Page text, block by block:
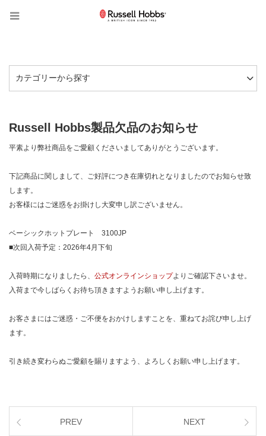
Russell Hobbs製品欠品のお知らせ
平素より弊社商品をご愛顧くださいましてありがとうございます。
下記商品に関しまして、ご好評につき在庫切れとなりましたのでお知らせ致
します。
お客様にはご迷惑をお掛けし大変申し訳ございません。
ベーシックホットプレート 3100JP
■次回入荷予定：2026年4月下旬
入荷時期になりましたら、 公式オンラインショップよりご確認下さいませ。
入荷まで今しばらくお待ち頂きますようお願い申し上げます。
お客さまにはご迷惑・ご不便をおかけしますことを、重ねてお詫び申し上げ
ます。
引き続き変わらぬご愛顧を賜りますよう、よろしくお願い申し上げます。
PREV NEXT